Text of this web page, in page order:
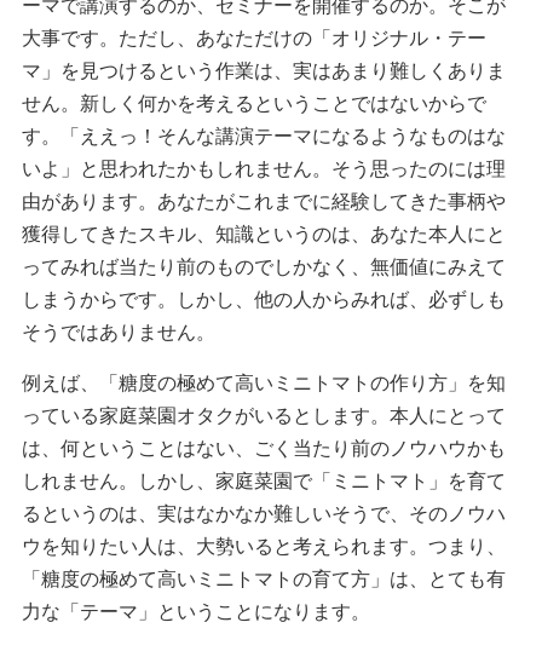
ーマで講演するのか、セミナーを開催するのか。そこが
大事です。ただし、あなただけの「オリジナル・テー
マ」を見つけるという作業は、実はあまり難しくありま
せん。新しく何かを考えるということではないからで
す。「ええっ！そんな講演テーマになるようなものはな
いよ」と思われたかもしれません。そう思ったのには理
由があります。あなたがこれまでに経験してきた事柄や
獲得してきたスキル、知識というのは、あなた本人にと
ってみれば当たり前のものでしかなく、無価値にみえて
しまうからです。しかし、他の人からみれば、必ずしも
そうではありません。
例えば、「糖度の極めて高いミニトマトの作り方」を知
っている家庭菜園オタクがいるとします。本人にとって
は、何ということはない、ごく当たり前のノウハウかも
しれません。しかし、家庭菜園で「ミニトマト」を育て
るというのは、実はなかなか難しいそうで、そのノウハ
ウを知りたい人は、大勢いると考えられます。つまり、
「糖度の極めて高いミニトマトの育て方」は、とても有
力な「テーマ」ということになります。